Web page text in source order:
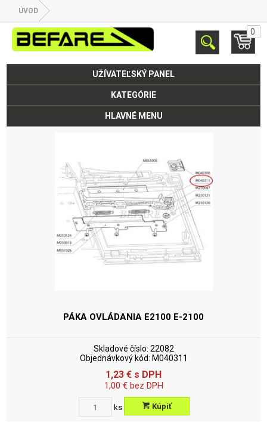
ÚVOD
0
UŽÍVATEĽSKÝ PANEL
KATEGÓRIE
HLAVNÉ MENU
PÁKA OVLÁDANIA E2100 E-2100
Skladové číslo: 22082
Objednávkový kód: M040311
1,23 € s DPH
1,00 €bez DPH
ks Kúpiť